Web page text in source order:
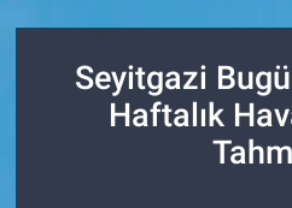
Seyitgazi
Haftalık